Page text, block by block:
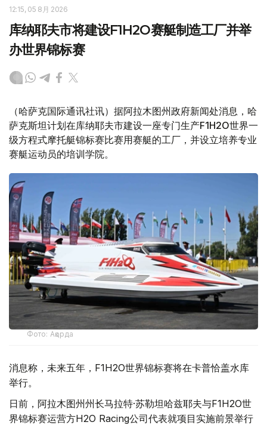
12:15, 05 8月 2026
库纳耶夫市将建设F1H2O赛艇制造工厂并举
办世界锦标赛
（哈萨克国际通讯社讯）据阿拉木图州政府新闻处消息，哈
萨克斯坦计划在库纳耶夫市建设一座专门生产F1H2O世界一
级方程式摩托艇锦标赛比赛用赛艇的工厂，并设立培养专业
赛艇运动员的培训学院。
Фото: Ақорда
消息称，未来五年，F1H2O世界锦标赛将在卡普恰盖水库
举行。
日前，阿拉木图州州长马拉特·苏勒坦哈兹耶夫与F1H2O世
界锦标赛运营方H2O Racing公司代表就项目实施前景举行